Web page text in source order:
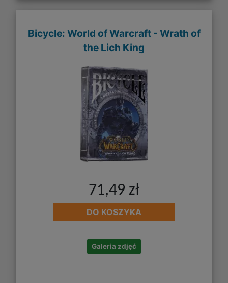
Bicycle: World of Warcraft - Wrath of
the Lich King
71,49 zł
DO KOSZYKA
Galeria zdjęć